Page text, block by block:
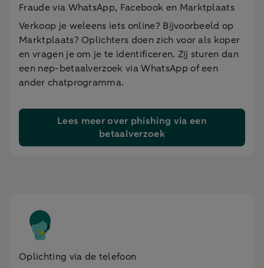
Fraude via WhatsApp, Facebook en Marktplaats
Verkoop je weleens iets online? Bijvoorbeeld op
Marktplaats? Oplichters doen zich voor als koper
en vragen je om je te identificeren. Zij sturen dan
een nep-betaalverzoek via WhatsApp of een
ander chatprogramma.
Lees meer over phishing via een
betaalverzoek
Oplichting via de telefoon